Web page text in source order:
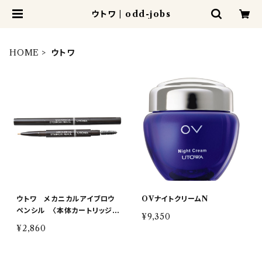
ウトワ | odd-jobs
HOME ウトワ
ウトワ メカニカルアイブロウ
ペンシル 〈本体カートリッジ
付〉全3色
¥2,860
OVナイトクリームN
¥9,350